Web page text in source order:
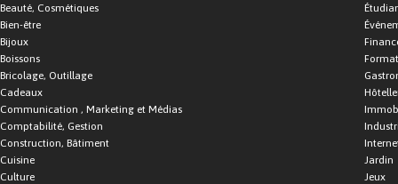
Beauté, Cosmétiques
Bien-être
Bijoux
Boissons
Bricolage, Outillage
Cadeaux
Communication , Marketing et Médias
Comptabilité, Gestion
Construction, Bâtiment
Cuisine
Culture
Jardin
Jeux